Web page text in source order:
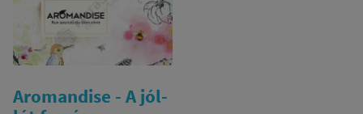
Aromandise - A jól-